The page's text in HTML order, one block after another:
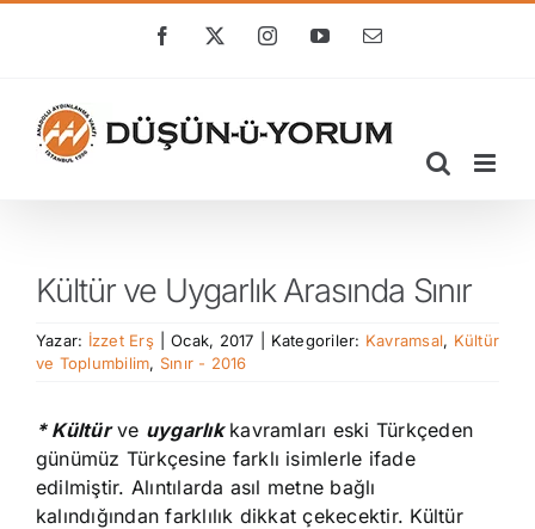
Facebook
X InstagramYouTube
E-
Kültür ve Uygarlık Arasında Sınır
Yazar: İzzet Erş Ocak, 2017 Kategoriler: Kavramsal, Kültür
ve Toplumbilim, Sınır - 2016
* Kültürve uygarlıkkavramları eski Türkçeden
günümüz Türkçesine farklı isimlerle ifade
edilmiştir. Alıntılarda asıl metne bağlı
kalındığından farklılık dikkat çekecektir. Kültür